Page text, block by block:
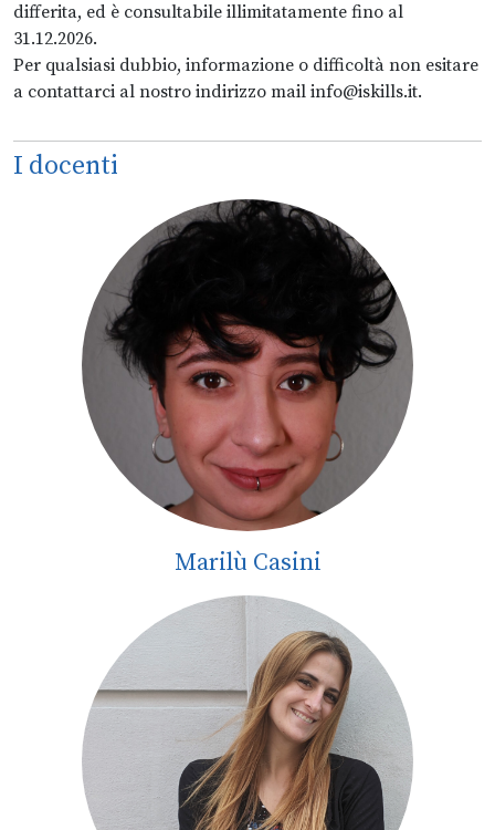
differita, ed è consultabile illimitatamente fino al
31.12.2026.
Per qualsiasi dubbio, informazione o difficoltà non esitare
a contattarci al nostro indirizzo mail info@iskills.it.
I docenti
Marilù Casini